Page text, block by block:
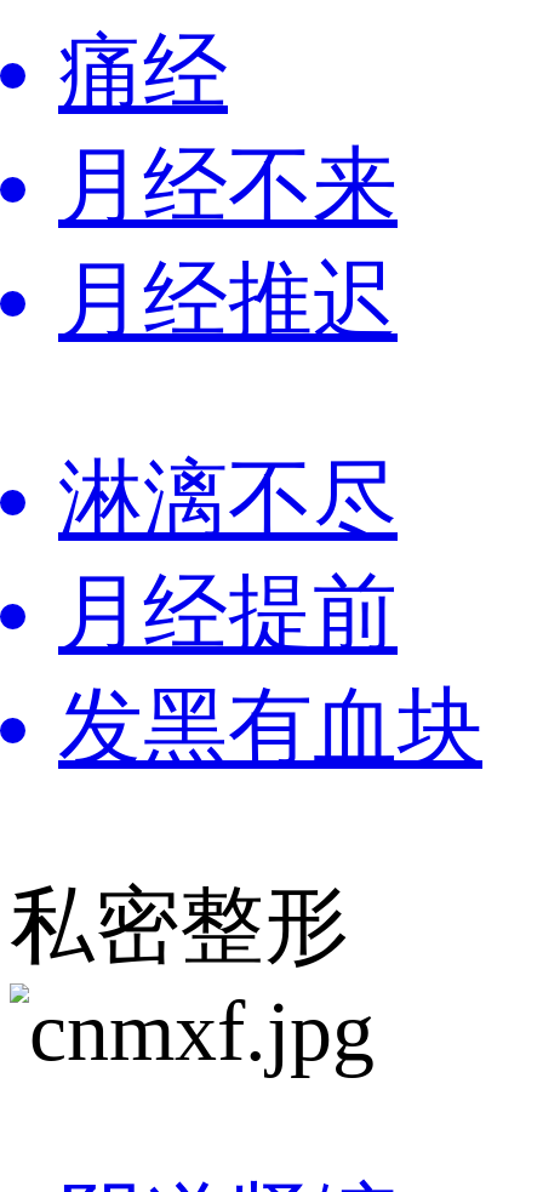
痛经
月经不来
月经推迟
淋漓不尽
月经提前
发黑有血块
私密整形